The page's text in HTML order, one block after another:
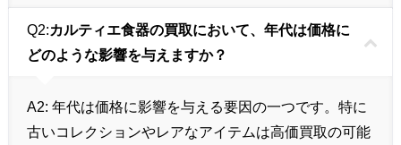
Q2:カルティエ食器の買取において、年代は価格に
どのような影響を与えますか？
A2: 年代は価格に影響を与える要因の一つです。特に
古いコレクションやレアなアイテムは高価買取の可能